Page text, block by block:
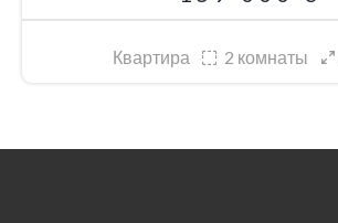
Квартира 2 комнаты